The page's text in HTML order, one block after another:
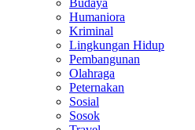
Budaya
Humaniora
Kriminal
Lingkungan Hidup
Pembangunan
Olahraga
Peternakan
Sosial
Sosok